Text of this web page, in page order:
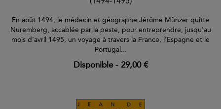
En août 1494, le médecin et géographe Jérôme Münzer quitte
Nuremberg, accablée par la peste, pour entreprendre, jusqu'au
mois d'avril 1495, un voyage à travers la France, l’Espagne et le
Portugal...
Disponible- 29,00 €